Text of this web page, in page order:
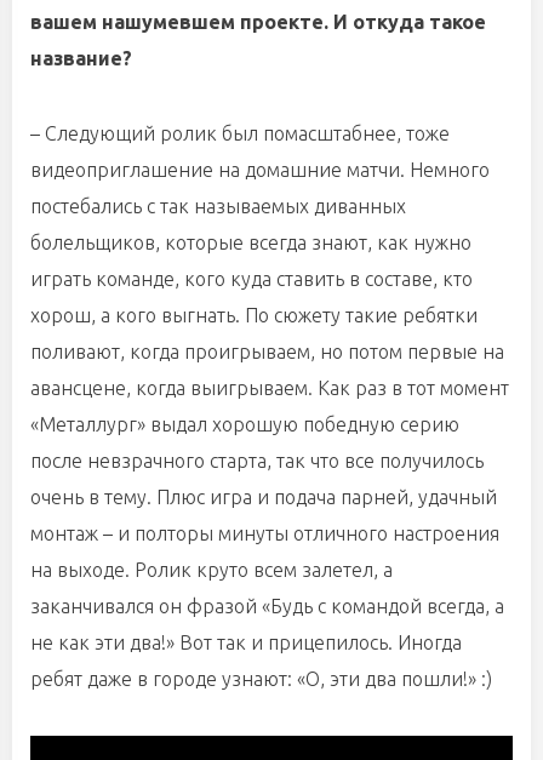
вашем нашумевшем проекте. И откуда такое
название?
– Следующий ролик был помасштабнее, тоже
видеоприглашение на домашние матчи. Немного
постебались с так называемых диванных
болельщиков, которые всегда знают, как нужно
играть команде, кого куда ставить в составе, кто
хорош, а кого выгнать. По сюжету такие ребятки
поливают, когда проигрываем, но потом первые на
авансцене, когда выигрываем. Как раз в тот момент
«Металлург» выдал хорошую победную серию
после невзрачного старта, так что все получилось
очень в тему. Плюс игра и подача парней, удачный
монтаж – и полторы минуты отличного настроения
на выходе. Ролик круто всем залетел, а
заканчивался он фразой «Будь с командой всегда, а
не как эти два!» Вот так и прицепилось. Иногда
ребят даже в городе узнают: «О, эти два пошли!» :)